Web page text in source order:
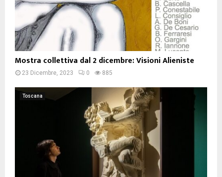
Mostra collettiva dal 2 dicembre: Visioni Alieniste
23 Dicembre, 2023 0 885
Toscana